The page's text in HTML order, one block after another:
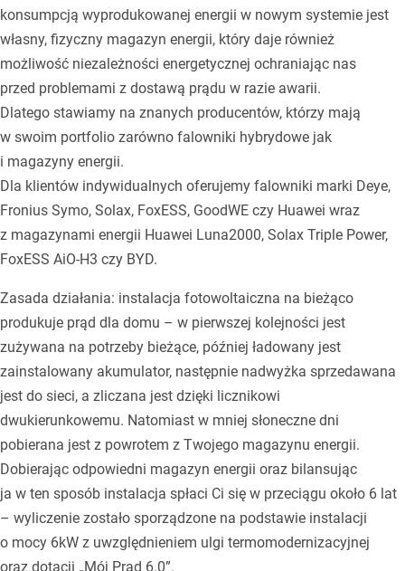
konsumpcją wyprodukowanej energii w nowym systemie jest
własny, fizyczny magazyn energii, który daje również
możliwość niezależności energetycznej ochraniając nas
przed problemami z dostawą prądu w razie awarii.
Dlatego stawiamy na znanych producentów, którzy mają
w swoim portfolio zarówno falowniki hybrydowe jak
i magazyny energii.
Dla klientów indywidualnych oferujemy falowniki marki Deye,
Fronius Symo, Solax, FoxESS, GoodWE czy Huawei wraz
z magazynami energii Huawei Luna2000, Solax Triple Power,
FoxESS AiO-H3 czy BYD.
Zasada działania: instalacja fotowoltaiczna na bieżąco
produkuje prąd dla domu – w pierwszej kolejności jest
zużywana na potrzeby bieżące, później ładowany jest
zainstalowany akumulator, następnie nadwyżka sprzedawana
jest do sieci, a zliczana jest dzięki licznikowi
dwukierunkowemu. Natomiast w mniej słoneczne dni
pobierana jest z powrotem z Twojego magazynu energii.
Dobierając odpowiedni magazyn energii oraz bilansując
ja w ten sposób instalacja spłaci Ci się w przeciągu około 6 lat
– wyliczenie zostało sporządzone na podstawie instalacji
o mocy 6kW z uwzględnieniem ulgi termomodernizacyjnej
oraz dotacji „Mój Prąd 6.0”.